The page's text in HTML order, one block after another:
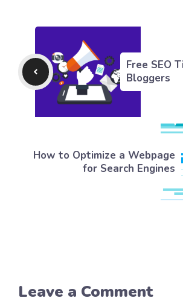
Free SEO
Bloggers
How to Optimize a Webpage
for Search Engines
Leave a Comment